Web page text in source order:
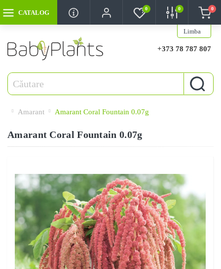
CATALOG
Limba
0 0 0
+373 78 787 807
Amarant Amarant Coral Fountain 0.07g
Amarant Coral Fountain 0.07g